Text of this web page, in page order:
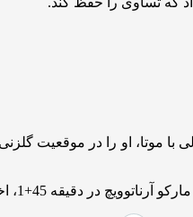
شکسته شد. 7 دقیقه بعد، تبادل توپ
تا نیمه دوم بسیار حساس و دیدنی شود.